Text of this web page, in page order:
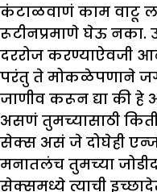
कंटाळवाणं काम वाटू
रूटीनप्रमाणे घेऊ नका.
दररोज करण्याऐवजी
परंतु ते मोकळेपणाने
जाणीव करून द्या की
असणं तुमच्यासाठी
सेक्स असं जे दोघेही
मनातलंच तुमच्या
सेक्समध्ये त्याची